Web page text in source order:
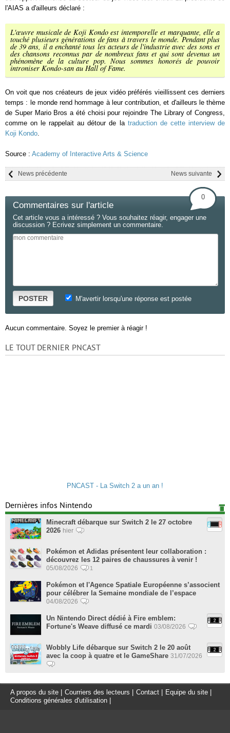
l'AIAS a d'ailleurs déclaré :
L'œuvre musicale de Koji Kondo est intemporelle et marquante, elle a
touché plusieurs générations de fans à travers le monde. Pendant plus
de 39 ans, il a enchanté tous les acteurs de l'industrie avec des sons et
des chansons reconnus par de nombreux fans et qui sont devenus un
phénomène de la culture pop. Nous sommes honorés de pouvoir
introniser Kondo-san au Hall of Fame.
On voit que nos créateurs de jeux vidéo préférés vieillissent ces derniers
temps : le monde rend hommage à leur contribution, et d'ailleurs le thème
de Super Mario Bros a été choisi pour rejoindre The Library of Congress,
comme on le rappelait au détour de la traduction de cette interview de
Koji Kondo.
Source : Academy of Interactive Arts & Science
News suivante
News précédente
Commentaires sur l'article
0
Cet article vous a intéressé ? Vous souhaitez réagir, engager une
discussion ? Ecrivez simplement un commentaire.
POSTER M'avertir lorsqu'une réponse est postée
Aucun commentaire. Soyez le premier à réagir !
LE TOUT DERNIER PNCAST
PNCAST - La Switch 2 a un an !
Dernières infos Nintendo
Minecraft débarque sur Switch 2 le 27 octobre
2026 hier
Pokémon et Adidas présentent leur collaboration :
découvrez les 12 paires de chaussures à venir !
05/08/2026 1
Pokémon et l'Agence Spatiale Européenne s’associent
pour célébrer la Semaine mondiale de l’espace
04/08/2026
Un Nintendo Direct dédié à Fire emblem:
Fortune's Weave diffusé ce mardi 03/08/2026
Wobbly Life débarque sur Switch 2 le 20 août
avec la coop à quatre et le GameShare 31/07/2026
A propos du site Courriers des lecteurs Contact Equipe du site
Conditions générales d'utilisation